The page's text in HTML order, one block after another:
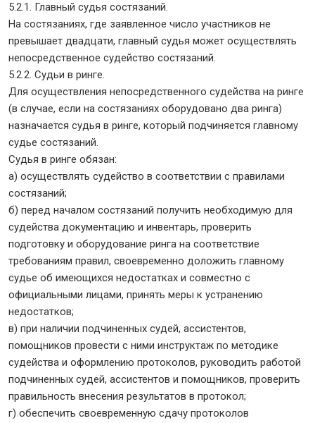
5.2.1. Главный судья состязаний.
На состязаниях, где заявленное число участников не
превышает двадцати, главный судья может осуществлять
непосредственное судейство состязаний.
5.2.2. Судьи в ринге.
Для осуществления непосредственного судейства на ринге
(в случае, если на состязаниях оборудовано два ринга)
назначается судья в ринге, который подчиняется главному
судье состязаний.
Судья в ринге обязан:
а) осуществлять судейство в соответствии с правилами
состязаний;
б) перед началом состязаний получить необходимую для
судейства документацию и инвентарь, проверить
подготовку и оборудование ринга на соответствие
требованиям правил, своевременно доложить главному
судье об имеющихся недостатках и совместно с
официальными лицами, принять меры к устранению
недостатков;
в) при наличии подчиненных судей, ассистентов,
помощников провести с ними инструктаж по методике
судейства и оформлению протоколов, руководить работой
подчиненных судей, ассистентов и помощников, проверить
правильность внесения результатов в протокол;
г) обеспечить своевременную сдачу протоколов